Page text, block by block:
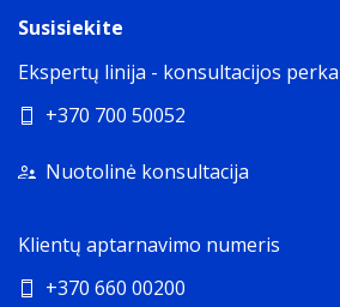
Susisiekite
Ekspertų linija - konsultacijos
+370 700 50052
Nuotolinė konsultacija
Klientų aptarnavimo numeris
+370 660 00200